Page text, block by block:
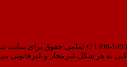
1398-1405 © تمامی حقوق برای
کپی به هر شکل غیرمجاز و غیرقانونی